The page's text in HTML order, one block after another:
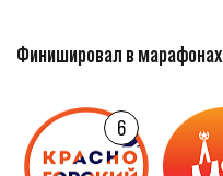
Финишировал в марафонах
6